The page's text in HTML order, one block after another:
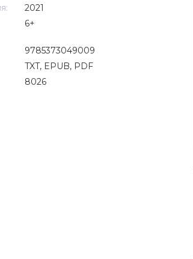
2021
6+
9785373049009
TXT, EPUB, PDF
8026